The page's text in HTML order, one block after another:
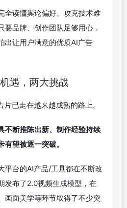
，就能将人物表情不自然、动
成“笑点”。
“满世界躺平的埃及法老”是
、神秘的埃及法老塑造成一
大景点“躺平”的打工人，扑
表情是否自然，而是对这种极